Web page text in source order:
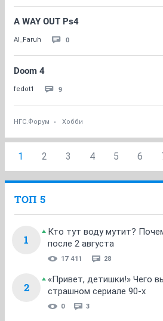
A WAY OUT Ps4
Al_Faruh 0
Doom 4
fedot1 9
НГС.Форум Хобби
1 2 3 4 5 6
ТОП 5
1
Кто тут воду мутит?
после 2 августа
17 411 28
2
«Привет, детишки!» Чего
страшном сериале 90-х
0 3